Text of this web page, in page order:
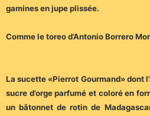
gamines en jupe plissée.
Comme le toreo d’Antonio Borrero
La sucette «Pierrot Gourmand» dont
sucre d’orge parfumé et coloré en
un bâtonnet de rotin de